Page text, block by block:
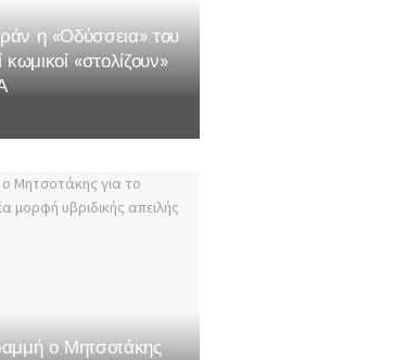
η «Οδύσσεια» του
«στολίζουν»
ο Μητσοτάκης